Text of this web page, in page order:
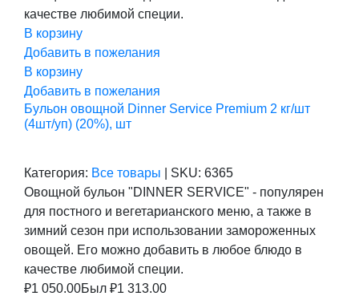
качестве любимой специи.
В корзину
Добавить в пожелания
В корзину
Добавить в пожелания
Бульон овощной Dinner Service Premium 2 кг/шт
(4шт/уп) (20%), шт
Категория: Все товары SKU: 6365
Овощной бульон "DINNER SERVICE" - популярен
для постного и вегетарианского меню, а также в
зимний сезон при использовании замороженных
овощей. Его можно добавить в любое блюдо в
качестве любимой специи.
₽1 050.00Был ₽1 313.00